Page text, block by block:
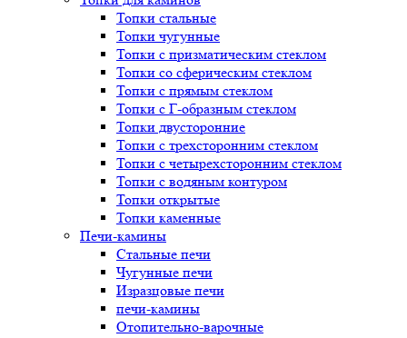
Топки стальные
Топки чугунные
Топки с призматическим стеклом
Топки со сферическим стеклом
Топки с прямым стеклом
Топки с Г-образным стеклом
Топки двусторонние
Топки с трехсторонним стеклом
Топки с четырехсторонним стеклом
Топки с водяным контуром
Топки открытые
Топки каменные
Печи-камины
Стальные печи
Чугунные печи
Изразцовые печи
печи-камины
Отопительно-варочные